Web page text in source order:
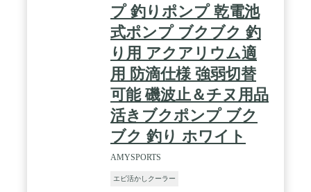
プ 釣りポンプ 乾電池
式ポンプ ブクブク 釣
り用 アクアリウム適
用 防滴仕様 強弱切替
可能 磯波止＆チヌ用品
活きブクポンプ ブク
ブク 釣り ホワイト
AMYSPORTS
エビ活かしクーラー